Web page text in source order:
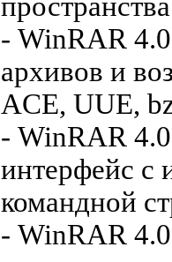
- WinRAR
архивов и
ACE, UUE,
- WinRAR
интерфейс с
командной
- WinRAR